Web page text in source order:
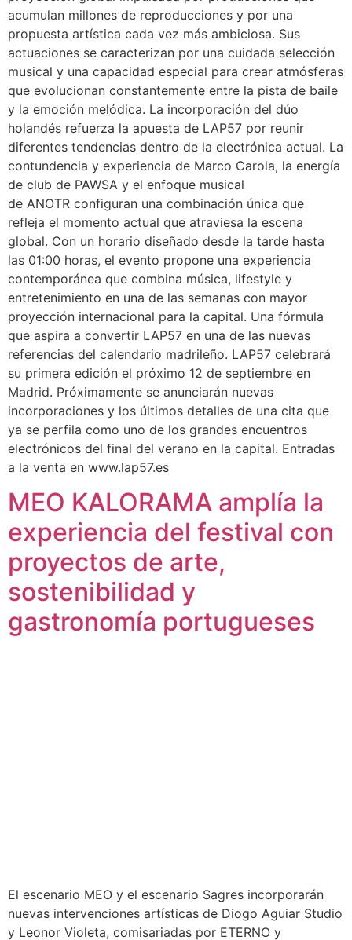
acumulan millones de reproducciones y por una
propuesta artística cada vez más ambiciosa. Sus
actuaciones se caracterizan por una cuidada selección
musical y una capacidad especial para crear atmósferas
que evolucionan constantemente entre la pista de baile
y la emoción melódica. La incorporación del dúo
holandés refuerza la apuesta de LAP57 por reunir
diferentes tendencias dentro de la electrónica actual. La
contundencia y experiencia de Marco Carola, la energía
de club de PAWSA y el enfoque musical
de ANOTR configuran una combinación única que
refleja el momento actual que atraviesa la escena
global. Con un horario diseñado desde la tarde hasta
las 01:00 horas, el evento propone una experiencia
contemporánea que combina música, lifestyle y
entretenimiento en una de las semanas con mayor
proyección internacional para la capital. Una fórmula
que aspira a convertir LAP57 en una de las nuevas
referencias del calendario madrileño. LAP57 celebrará
su primera edición el próximo 12 de septiembre en
Madrid. Próximamente se anunciarán nuevas
incorporaciones y los últimos detalles de una cita que
ya se perfila como uno de los grandes encuentros
electrónicos del final del verano en la capital. Entradas
a la venta en www.lap57.es
MEO KALORAMA amplía la
experiencia del festival con
proyectos de arte,
sostenibilidad y
gastronomía portugueses
El escenario MEO y el escenario Sagres incorporarán
nuevas intervenciones artísticas de Diogo Aguiar Studio
y Leonor Violeta, comisariadas por ETERNO y